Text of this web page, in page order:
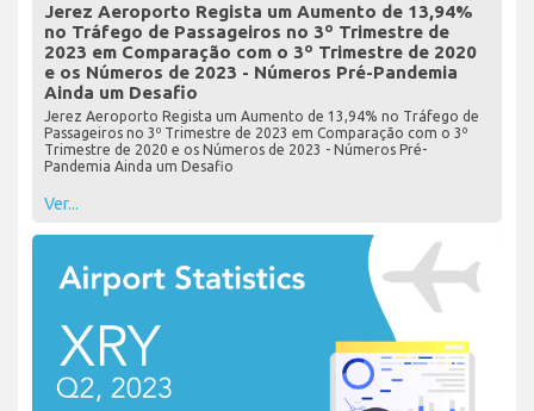
Jerez Aeroporto Regista um Aumento de 13,94%
no Tráfego de Passageiros no 3º Trimestre de
2023 em Comparação com o 3º Trimestre de 2020
e os Números de 2023 - Números Pré-Pandemia
Ainda um Desafio
Jerez Aeroporto Regista um Aumento de 13,94% no Tráfego de
Passageiros no 3º Trimestre de 2023 em Comparação com o 3º
Trimestre de 2020 e os Números de 2023 - Números Pré-
Pandemia Ainda um Desafio
Ver...